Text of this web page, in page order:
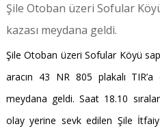
Şile Otoban üzeri Sofular
kazası meydana geldi.
Şile Otoban üzeri Sofular Köyü
aracın 43 NR 805 plakalı
meydana geldi. Saat 18.10
olay yerine sevk edilen Şile